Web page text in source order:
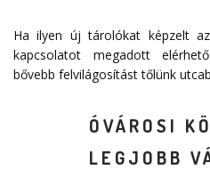
Ha ilyen új tárolókat képzelt
kapcsolatot megadott
bővebb felvilágosítást tőlünk
ÓVÁROSI
LEGJOBB